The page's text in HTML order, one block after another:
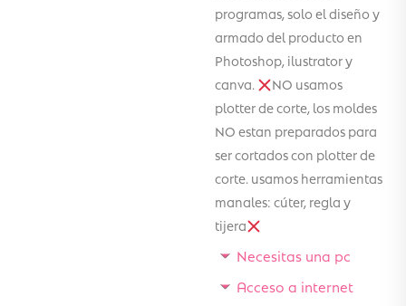
programas, solo el diseño y
armado del producto en
Photoshop, ilustrator y
canva.
NO usamos
plotter de corte, los moldes
NO estan preparados para
ser cortados con plotter de
corte. usamos herramientas
manales: cúter, regla y
tijera
Necesitas una pc
Acceso a internet